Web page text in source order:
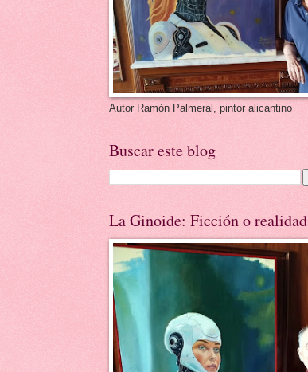
Autor Ramón Palmeral, pintor alicantino
Buscar este blog
La Ginoide: Ficción o realidad